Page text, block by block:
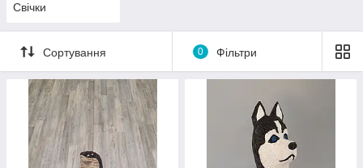
Свічки
Сортування 0 Фільтри